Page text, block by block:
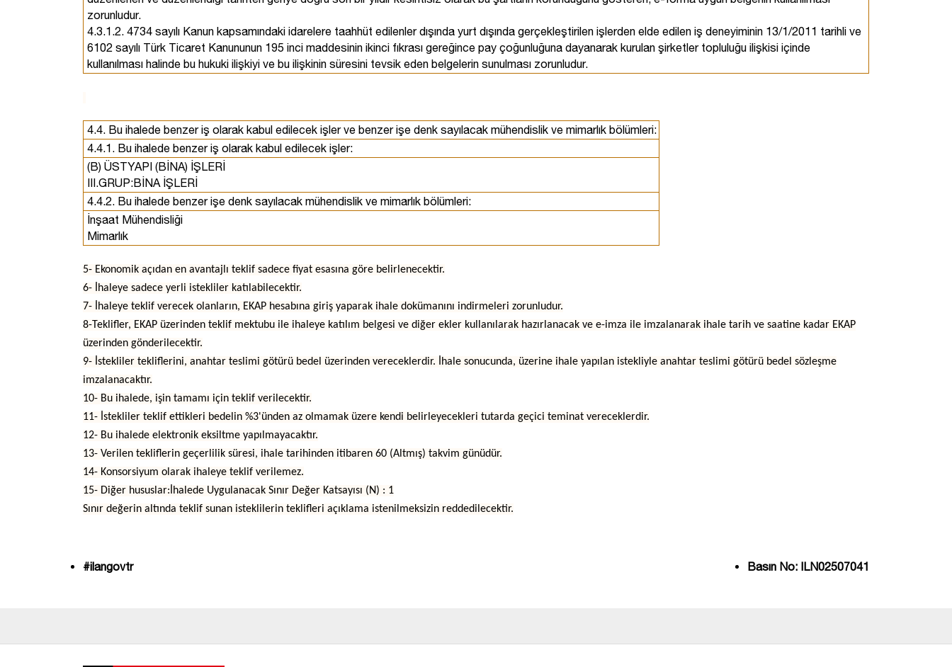
zorunludur.
4.3.1.2. 4734 sayılı Kanun kapsamındaki idarelere taahhüt edilenler dışında yurt dışında gerçekleştirilen işlerden elde edilen iş deneyiminin 13/1/2011 tarihli ve
6102 sayılı Türk Ticaret Kanununun 195 inci maddesinin ikinci fıkrası gereğince pay çoğunluğuna dayanarak kurulan şirketler topluluğu ilişkisi içinde
kullanılması halinde bu hukuki ilişkiyi ve bu ilişkinin süresini tevsik eden belgelerin sunulması zorunludur.
4.4. Bu ihalede benzer iş olarak kabul edilecek işler ve benzer işe denk sayılacak mühendislik ve mimarlık bölümleri:
4.4.1. Bu ihalede benzer iş olarak kabul edilecek işler:
(B) ÜSTYAPI (BİNA) İŞLERİ
III.GRUP:BİNA İŞLERİ
4.4.2. Bu ihalede benzer işe denk sayılacak mühendislik ve mimarlık bölümleri:
İnşaat Mühendisliği
Mimarlık
5- Ekonomik açıdan en avantajlı teklif sadece fiyat esasına göre belirlenecektir.
6- İhaleye sadece yerli istekliler katılabilecektir.
7- İhaleye teklif verecek olanların, EKAP hesabına giriş yaparak ihale dokümanını indirmeleri zorunludur.
8-Teklifler, EKAP üzerinden teklif mektubu ile ihaleye katılım belgesi ve diğer ekler kullanılarak hazırlanacak ve e-imza ile imzalanarak ihale tarih ve saatine kadar EKAP
üzerinden gönderilecektir.
9- İstekliler tekliflerini, anahtar teslimi götürü bedel üzerinden vereceklerdir. İhale sonucunda, üzerine ihale yapılan istekliyle anahtar teslimi götürü bedel sözleşme
imzalanacaktır.
10- Bu ihalede, işin tamamı için teklif verilecektir.
11- İstekliler teklif ettikleri bedelin %3'ünden az olmamak üzere kendi belirleyecekleri tutarda geçici teminat vereceklerdir.
12- Bu ihalede elektronik eksiltme yapılmayacaktır.
13- Verilen tekliflerin geçerlilik süresi, ihale tarihinden itibaren 60 (Altmış) takvim günüdür.
14- Konsorsiyum olarak ihaleye teklif verilemez.
15- Diğer hususlar:İhalede Uygulanacak Sınır Değer Katsayısı (N) : 1
Sınır değerin altında teklif sunan isteklilerin teklifleri açıklama istenilmeksizin reddedilecektir.
#ilangovtr Basın No: ILN02507041